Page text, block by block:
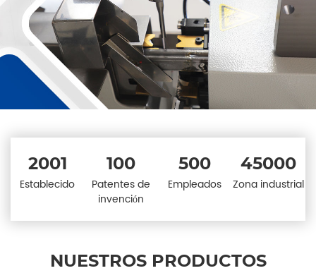
2001
Establecido
100
Patentes de
invención
500
Empleados
45000
Zona industrial
NUESTROS PRODUCTOS